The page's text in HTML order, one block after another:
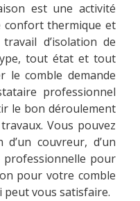
est une activité
confort thermique et
d’isolation de
tout état et tout
le comble demande
professionnel
le bon déroulement
Vous pouvez
couvreur, d’un
professionnelle pour
pour votre comble
peut vous satisfaire.